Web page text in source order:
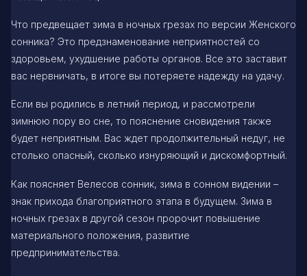
Что предвещает зима в ночных грезах по версии Женского
сонника? Это предзнаменование неприятностей со
здоровьем, ухудшение работы органов. Все это заставит
вас нервничать, в итоге вы потеряете надежду на удачу.
Если вы родились в летний период, и рассмотрели
зимнюю пору во сне, то пояснение сновидения также
будет неприятным. Вас ждет продолжительный недуг, не
столько опасный, сколько изнуряющий и дискомфортный.
Как поясняет Велесов сонник, зима в сонном видении –
знак прихода благоприятного этапа в будущем. Зима в
ночных грезах в другой сезон пророчит повышение
материального положения, развитие
предпринимательства.